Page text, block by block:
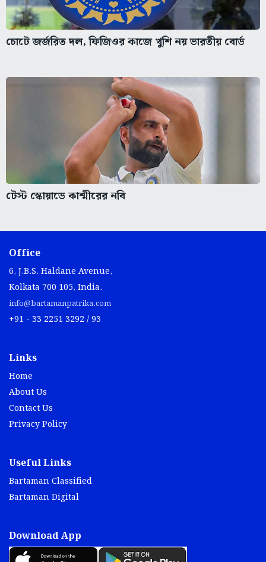
চোটে জর্জরিত দল, ফিজিওর কাজে খুশি নয় ভারতীয় বোর্ড
টেস্ট স্কোয়াডে কাশ্মীরের নবি
Office
6, J.B.S. Haldane Avenue,
Kolkata 700 105, India.
info@bartamanpatrika.com
+91 - 33 2251 3292 / 93
Links
Home
About Us
Contact Us
Privacy Policy
Useful Links
Bartaman Classified
Bartaman Digital
Download App